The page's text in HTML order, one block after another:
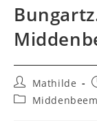
Bericht
auteur:
Mathilde